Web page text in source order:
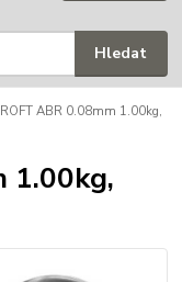
Hledat
ABR 0.08mm 1.00kg,
1.00kg,